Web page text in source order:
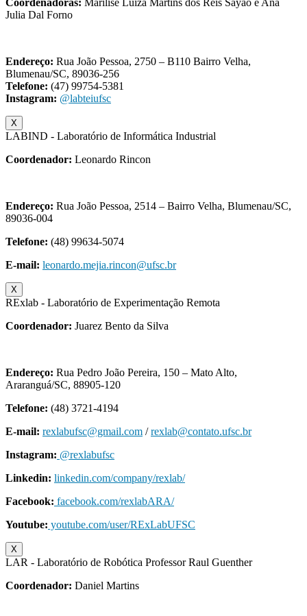
Julia Dal Forno
Endereço: Rua João Pessoa, 2750 – B110 Bairro Velha,
Blumenau/SC, 89036-256
Telefone: (47) 99754-5381
Instagram: @labteiufsc
X
LABIND - Laboratório de Informática Industrial
Coordenador: Leonardo Rincon
Endereço: Rua João Pessoa, 2514 – Bairro Velha, Blumenau/SC,
89036-004
Telefone: (48) 99634-5074
E-mail: leonardo.mejia.rincon@ufsc.br
X
RExlab - Laboratório de Experimentação Remota
Coordenador: Juarez Bento da Silva
Endereço: Rua Pedro João Pereira, 150 – Mato Alto,
Araranguá/SC, 88905-120
Telefone: (48) 3721-4194
E-mail: rexlabufsc@gmail.com /rexlab@contato.ufsc.br
Instagram: @rexlabufsc
Linkedin: linkedin.com/company/rexlab/
Facebook: facebook.com/rexlabARA/
Youtube: youtube.com/user/RExLabUFSC
X
LAR - Laboratório de Robótica Professor Raul Guenther
Coordenador: Daniel Martins